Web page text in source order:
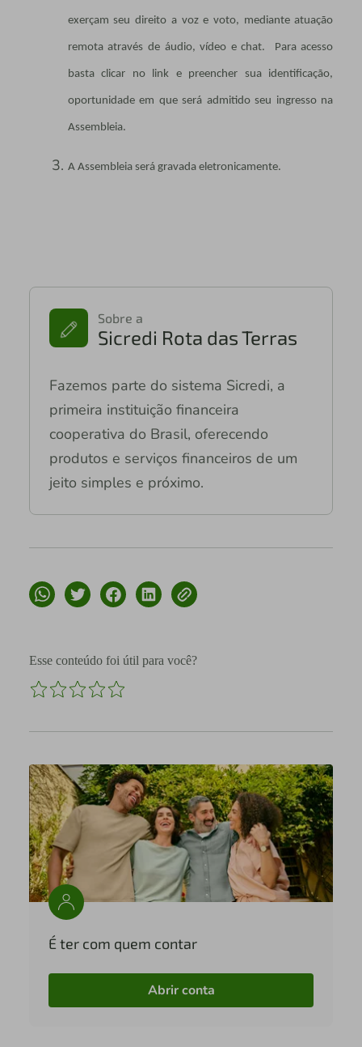
exerçam seu direito a voz e voto, mediante atuação
remota através de áudio, vídeo e chat. Para acesso
basta clicar no link e preencher sua identificação,
oportunidade em que será admitido seu ingresso na
Assembleia.
A Assembleia será gravada eletronicamente.
Sobre a
Sicredi Rota das Terras
Fazemos parte do sistema Sicredi, a
primeira instituição financeira
cooperativa do Brasil, oferecendo
produtos e serviços financeiros de um
jeito simples e próximo.
Esse conteúdo foi útil para você?
É ter com quem contar
Abrir conta